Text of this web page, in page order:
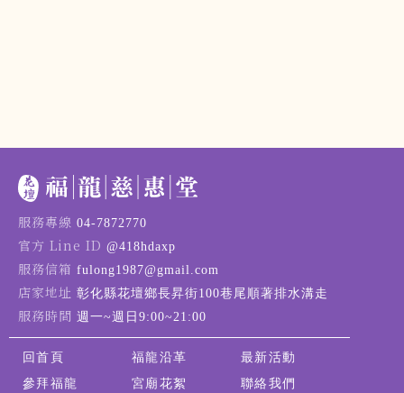
@418hdaxp
04-7872770
週一~週日9:00~21:00
fulong1987@gmail.com
彰化縣花壇鄉長昇街100巷尾順著排水溝走
回首頁 福龍沿革
最新活動
參拜福龍
宮廟花絮 聯絡我們